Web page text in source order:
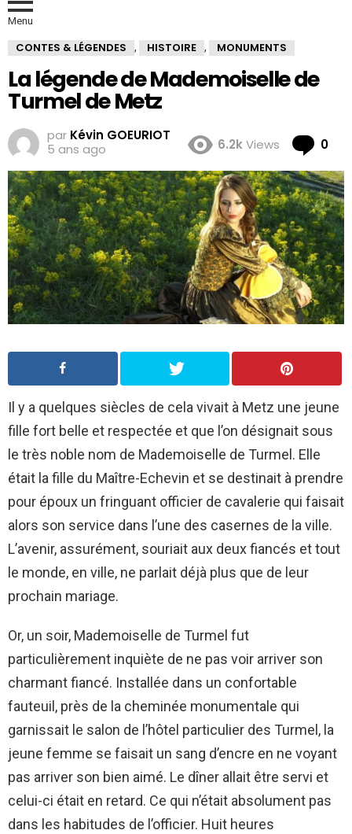
Menu
CONTES & LÉGENDES , HISTOIRE , MONUMENTS
La légende de Mademoiselle de
Turmel de Metz
par Kévin GOEURIOT
5 ans ago
6.2kViews 0
Il y a quelques siècles de cela vivait à Metz une jeune
fille fort belle et respectée et que l’on désignait sous
le très noble nom de Mademoiselle de Turmel. Elle
était la fille du Maître-Echevin et se destinait à prendre
pour époux un fringuant officier de cavalerie qui faisait
alors son service dans l’une des casernes de la ville.
L’avenir, assurément, souriait aux deux fiancés et tout
le monde, en ville, ne parlait déjà plus que de leur
prochain mariage.
Or, un soir, Mademoiselle de Turmel fut
particulièrement inquiète de ne pas voir arriver son
charmant fiancé. Installée dans un confortable
fauteuil, près de la cheminée monumentale qui
garnissait le salon de l’hôtel particulier des Turmel, la
jeune femme se faisait un sang d’encre en ne voyant
pas arriver son bien aimé. Le dîner allait être servi et
celui-ci était en retard. Ce qui n’était absolument pas
dans les habitudes de l’officier. Huit heures